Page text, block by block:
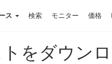
ス 検索 モニター 価格
をダウン